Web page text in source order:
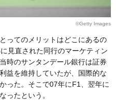
©Getty Images
ってのメリットはどこにあるの
見直された同行のマーケティン
時のサンタンデール銀行は証券
益を維持していたが、国際的な
った。そこで07年にF1、翌年に
ったという。